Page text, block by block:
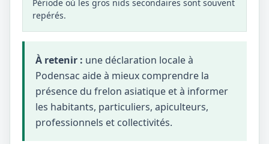
Période où les gros nids secondaires sont souvent
repérés.
À retenir : une déclaration locale à
Podensac aide à mieux comprendre la
présence du frelon asiatique et à informer
les habitants, particuliers, apiculteurs,
professionnels et collectivités.